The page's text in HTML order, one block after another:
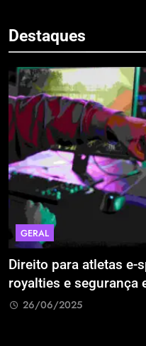
Destaques
GERAL
Direito para atletas
royalties e segurança
26/06/2025